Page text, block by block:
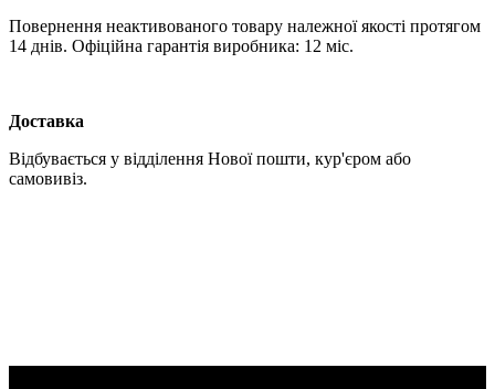
Повернення неактивованого товару належної якості протягом
14 днів. Офіційна гарантія виробника: 12 міс.
Доставка
Відбувається у відділення Нової пошти, кур'єром або
самовивіз.